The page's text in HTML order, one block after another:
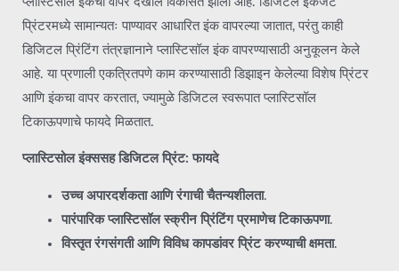
प्रिंटरमध्ये सामान्यतः पाण्यावर आधारित इंक वापरल्या जातात, परंतु काही
डिजिटल प्रिंटिंग तंत्रज्ञानाने प्लास्टिसॉल इंक वापरण्यासाठी अनुकूलन केले
आहे. या प्रणाली एकत्रितपणे काम करण्यासाठी डिझाइन केलेल्या विशेष प्रिंटर
आणि इंकचा वापर करतात, ज्यामुळे डिजिटल स्वरूपात प्लास्टिसॉल
टिकाऊपणाचे फायदे मिळतात.
प्लास्टिसोल इंक्ससह डिजिटल प्रिंट: फायदे
उच्च अपारदर्शकता आणि रंगाची चैतन्यशीलता.
पारंपारिक प्लास्टिसॉल स्क्रीन प्रिंटिंग प्रमाणेच टिकाऊपणा.
विस्तृत रंगसंगती आणि विविध कापडांवर प्रिंट करण्याची क्षमता.